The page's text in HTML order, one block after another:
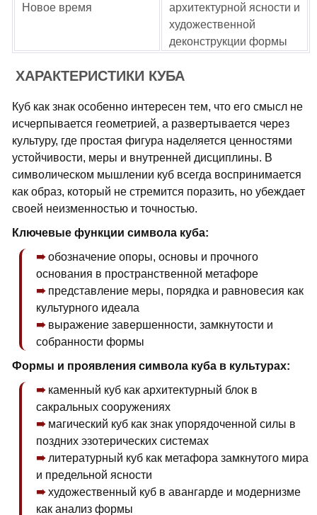
Новое время
архитектурной ясности и
художественной
деконструкции формы
ХАРАКТЕРИСТИКИ КУБА
Куб как знак особенно интересен тем, что его смысл не
исчерпывается геометрией, а развертывается через
культуру, где простая фигура наделяется ценностями
устойчивости, меры и внутренней дисциплины. В
символическом мышлении куб всегда воспринимается
как образ, который не стремится поразить, но убеждает
своей неизменностью и точностью.
Ключевые функции символа куба:
обозначение опоры, основы и прочного
основания в пространственной метафоре
представление меры, порядка и равновесия как
культурного идеала
выражение завершенности, замкнутости и
собранности формы
Формы и проявления символа куба в культурах:
каменный куб как архитектурный блок в
сакральных сооружениях
магический куб как знак упорядоченной силы в
поздних эзотерических системах
литературный куб как метафора замкнутого мира
и предельной ясности
художественный куб в авангарде и модернизме
как анализ формы